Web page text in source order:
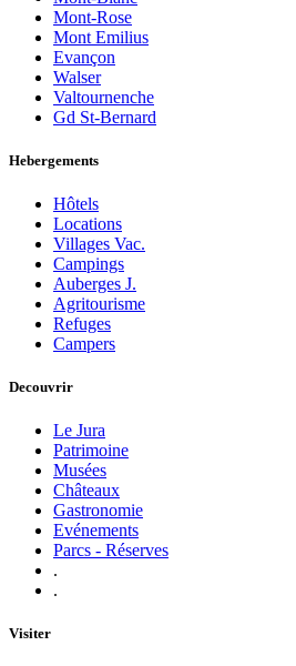
Mont-Rose
Mont Emilius
Evançon
Walser
Valtournenche
Gd St-Bernard
Hebergements
Hôtels
Locations
Villages Vac.
Campings
Auberges J.
Agritourisme
Refuges
Campers
Decouvrir
Le Jura
Patrimoine
Musées
Châteaux
Gastronomie
Evénements
Parcs - Réserves
.
.
Visiter